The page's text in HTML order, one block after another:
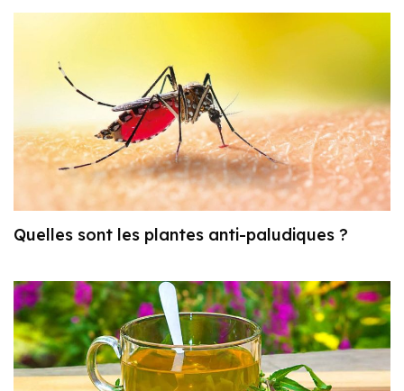
Quelles sont les plantes anti-paludiques ?